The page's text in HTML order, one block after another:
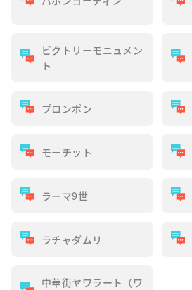
ビクトリーモニュメン
ト
プロンポン
モーチット
ラーマ9世
ラチャダムリ
中華街ヤワラート（ワ